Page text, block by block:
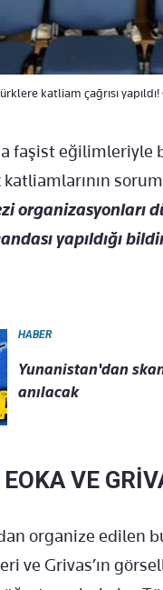
katliam çağrısı
faşist eğilimleriyle
organizasyonları
yapıldığı
HABER
Yunanistan'dan
anılacak
VE
organize edilen
ve Grivas’ın